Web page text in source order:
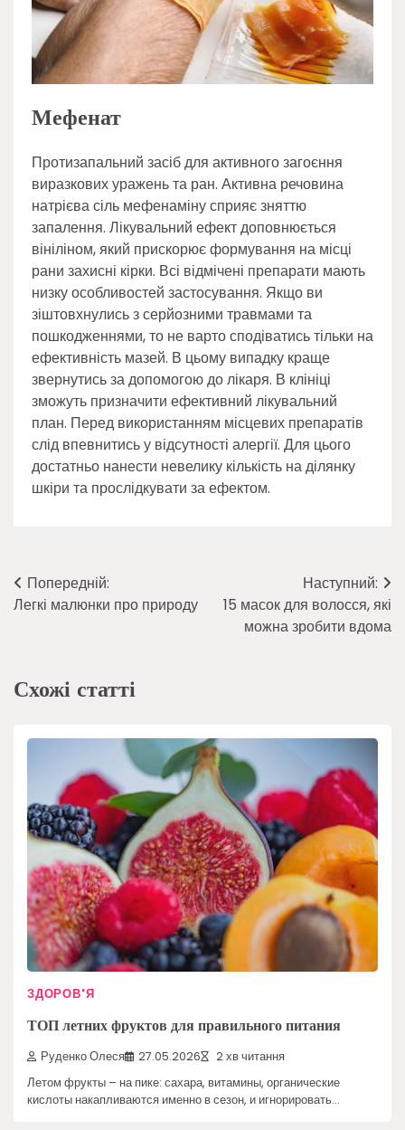
Мефенат
Протизапальний засіб для активного загоєння
виразкових уражень та ран. Активна речовина
натрієва сіль мефенаміну сприяє зняттю
запалення. Лікувальний ефект доповнюється
вініліном, який прискорює формування на місці
рани захисні кірки. Всі відмічені препарати мають
низку особливостей застосування. Якщо ви
зіштовхнулись з серйозними травмами та
пошкодженнями, то не варто сподіватись тільки на
ефективність мазей. В цьому випадку краще
звернутись за допомогою до лікаря. В клініці
зможуть призначити ефективний лікувальний
план. Перед використанням місцевих препаратів
слід впевнитись у відсутності алергії. Для цього
достатньо нанести невелику кількість на ділянку
шкіри та прослідкувати за ефектом.
Навігація
записів
Попередній:
Легкі малюнки про природу
Наступний:
15 масок для волосся, які
можна зробити вдома
Схожі статті
ЗДОРОВ'Я
ТОП летних фруктов для правильного питания
Руденко Олеся 27.05.2026 2 хв читання
Летом фрукты – на пике: сахара, витамины, органические
кислоты накапливаются именно в сезон, и игнорировать…